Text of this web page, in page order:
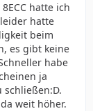
hatte ich
hatte
beim
es gibt keine
habe
ja
schließen:D.
weit höher.